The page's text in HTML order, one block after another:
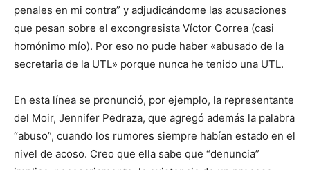
penales en mi contra” y adjudicándome las acusaciones
que pesan sobre el excongresista Víctor Correa (casi
homónimo mío). Por eso no pude haber «abusado de la
secretaria de la UTL» porque nunca he tenido una UTL.
En esta línea se pronunció, por ejemplo, la representante
del Moir, Jennifer Pedraza, que agregó además la palabra
“abuso”, cuando los rumores siempre habían estado en el
nivel de acoso. Creo que ella sabe que “denuncia”